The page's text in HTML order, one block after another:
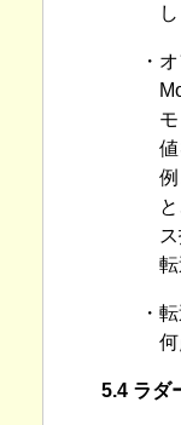
・
値
転
・
5.4 ラダ